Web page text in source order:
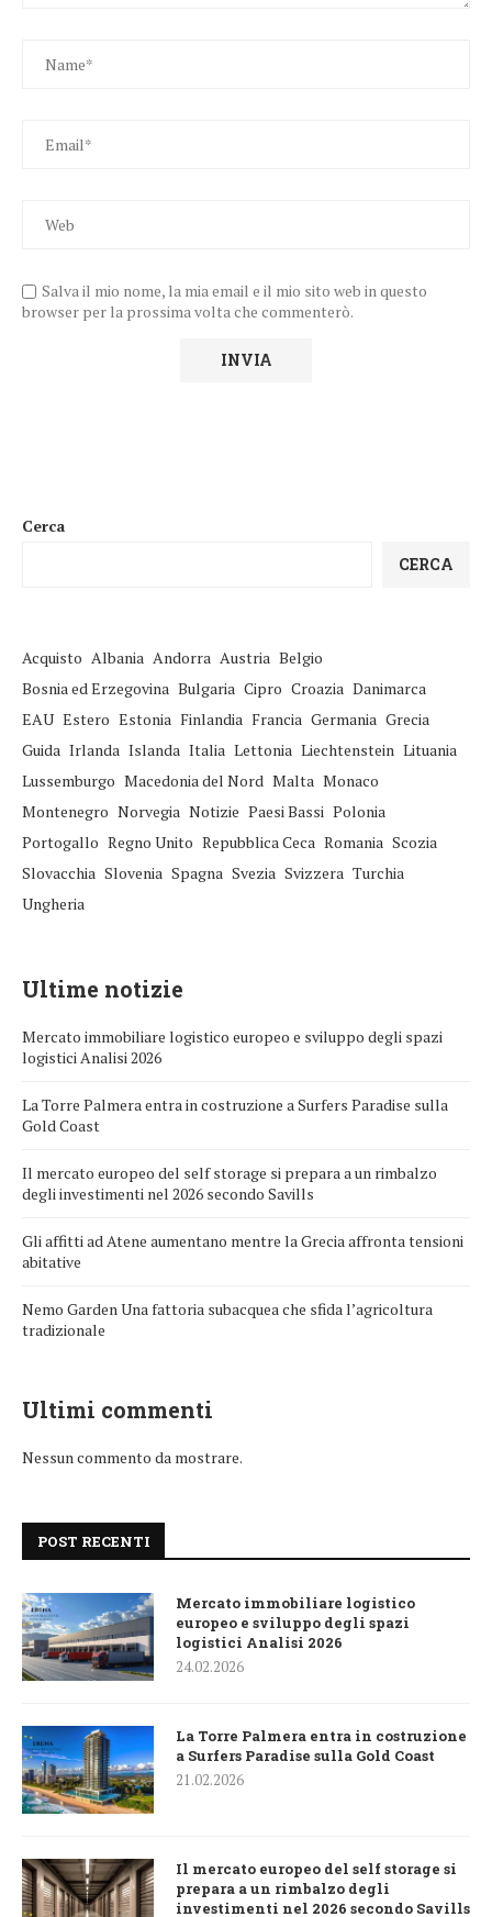
Salva il mio nome, la mia email e il mio sito web in questo
browser per la prossima volta che commenterò.
Cerca
CERCA
Acquisto Albania Andorra Austria Belgio
Bosnia ed Erzegovina Bulgaria Cipro Croazia Danimarca
EAU Estero Estonia Finlandia Francia Germania Grecia
Guida Irlanda Islanda Italia Lettonia Liechtenstein Lituania
Lussemburgo Macedonia del Nord Malta Monaco
Montenegro Norvegia Notizie Paesi Bassi Polonia
Portogallo Regno Unito Repubblica Ceca Romania Scozia
Slovacchia Slovenia Spagna Svezia Svizzera Turchia
Ungheria
Ultime notizie
Mercato immobiliare logistico europeo e sviluppo degli spazi
logistici Analisi 2026
La Torre Palmera entra in costruzione a Surfers Paradise sulla
Gold Coast
Il mercato europeo del self storage si prepara a un rimbalzo
degli investimenti nel 2026 secondo Savills
Gli affitti ad Atene aumentano mentre la Grecia affronta tensioni
abitative
Nemo Garden Una fattoria subacquea che sfida l’agricoltura
tradizionale
Ultimi commenti
Nessun commento da mostrare.
POST RECENTI
Mercato immobiliare logistico
europeo e sviluppo degli spazi
logistici Analisi 2026
24.02.2026
La Torre Palmera entra in costruzione
a Surfers Paradise sulla Gold Coast
21.02.2026
Il mercato europeo del self storage si
prepara a un rimbalzo degli
investimenti nel 2026 secondo Savills